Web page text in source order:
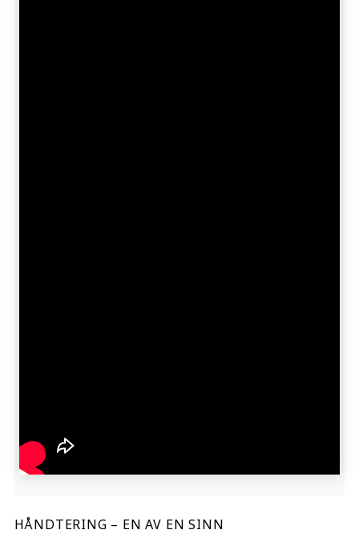
HÅNDTERING – EN AV EN SINN